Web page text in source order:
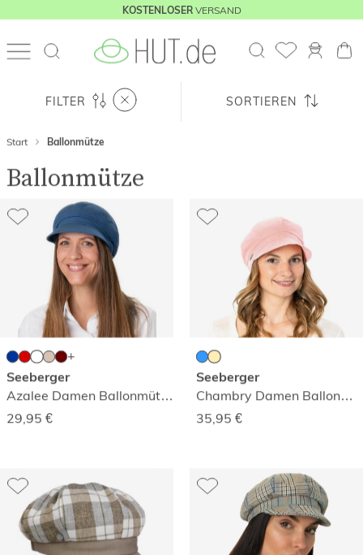
KOSTENLOSERVERSAND
Start Ballonmütze
Ballonmütze
FILTER SORTIEREN
Seeberger
Azalee Damen Ballonmütze
29,95 €
Seeberger
Chambry Damen Ballonmütze
35,95 €